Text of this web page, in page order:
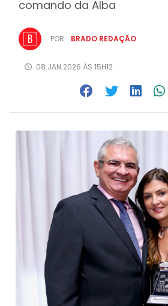
comando da Alba
POR: BRADO REDAÇÃO
08.JAN.2026 ÀS 15H12